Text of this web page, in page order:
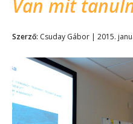
Van mit
Szerző: Csuday Gábor | 2015.